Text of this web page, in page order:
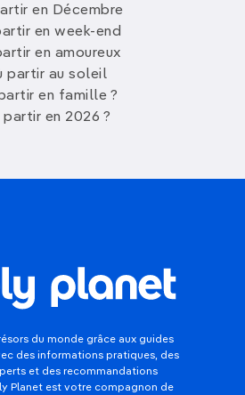
en Décembre
en week-end
en amoureux
partir au soleil
en famille ?
partir en 2026 ?
du monde grâce aux guides
des informations pratiques, des
et des recommandations
Planet est votre compagnon de